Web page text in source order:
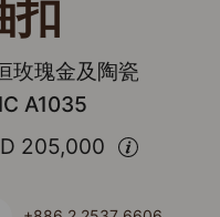
扣
玫瑰金及陶瓷
A1035
205,000